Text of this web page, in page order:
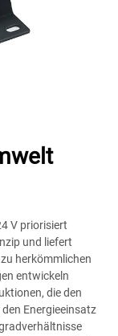
V priorisiert
und liefert
herkömmlichen
entwickeln
die den
Energieeinsatz